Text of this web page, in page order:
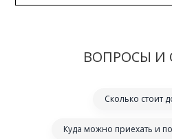
ВОПРОСЫ И
Сколько стоит
Куда можно приехать и